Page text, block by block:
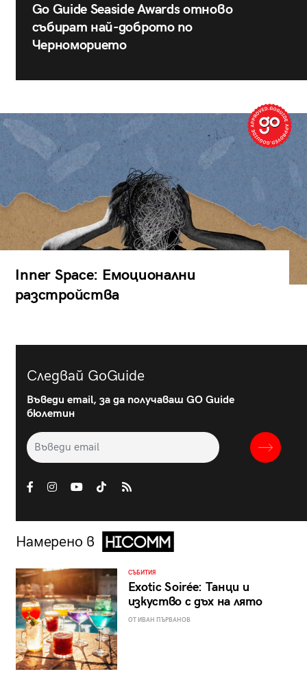
Go Guide Seaside Awards отново
събират най-доброто по
Черноморието
Inner Space: Емоционални
разстройства
Следвай GoGuide
Въведи email, за да получаваш GO Guide
бюлетин
Намерено в
СЪБИТИЯ
Exotic Soirée: Танци и
изкуство с дъх на лято
ОТ ИВАН ПЪРВАНОВ